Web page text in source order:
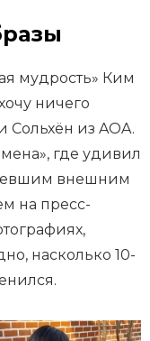
мудрость» Ким
ничего
из AOA.
где удивил
внешним
на пресс-
насколько 10-